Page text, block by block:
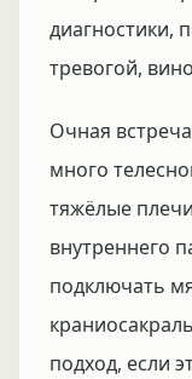
диагностики,
тревогой,
Очная
много
тяжёлые
внутреннего
подключать
подход, если